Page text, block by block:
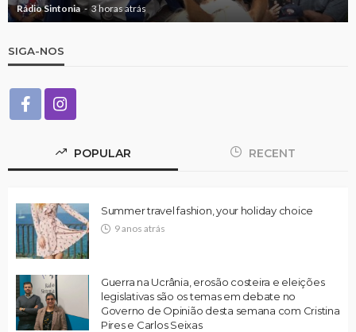
Rádio Sintonia 3 horas atrás
SIGA-NOS
POPULAR RECENT
Summer travel fashion, your holiday choice
9 anos atrás
Guerra na Ucrânia, erosão costeira e eleições
legislativas são os temas em debate no
Governo de Opinião desta semana com Cristina
Pires e Carlos Seixas